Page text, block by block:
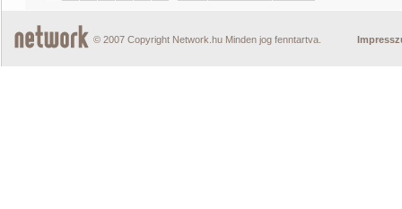
© 2007 Copyright Network.hu Minden jog fenntartva.